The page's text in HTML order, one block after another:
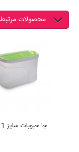
محصولات مرتبط
جا حبوبات سایز 1 مانیا